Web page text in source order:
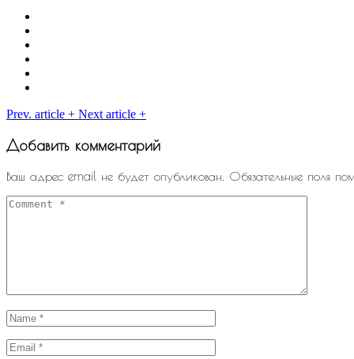
Prev. article + Next article +
Добавить комментарий
Ваш адрес email не будет опубликован. Обязательные поля